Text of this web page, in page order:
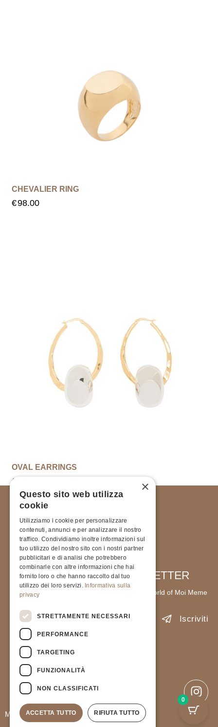
CHEVALIER RING
€98.00
OVAL EARRINGS
€
SIGN UP FOR OUR NEWSLETTER
Stay up to date with the latest news from the world of Moi Meme
Iscriviti
Accetto l'informativa sulla
Moimeme Milano © All Rights Reserved.
PIVA 9237823791
Privacy Policy
General terms and Conditions of sale
0
×
Questo sito web utilizza
cookie
Utilizziamo i cookie per personalizzare
contenuti, annunci e per analizzare il nostro
traffico. Condividiamo inoltre informazioni sul
tuo utilizzo del nostro sito con i nostri partner
pubblicitari e di analisi che potrebbero
combinarle con altre informazioni che hai
fornito loro o che hanno raccolto dal tuo
utilizzo dei loro servizi. Informativa sulla
privacy
STRETTAMENTE NECESSARI
PERFORMANCE
TARGETING
FUNZIONALITÀ
NON CLASSIFICATI
ACCETTA TUTTO RIFIUTA TUTTO